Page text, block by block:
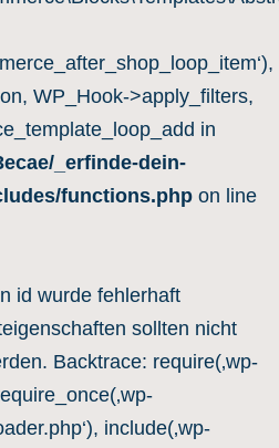
WP_Hook->apply_filters,
in
_erfinde-dein-
functions.php on line
id wurde fehlerhaft
sollten nicht
Backtrace: require(‚wp-
include(‚wp-